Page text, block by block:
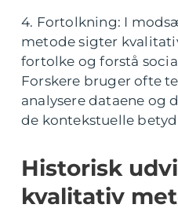
4. Fortolkning: I
metode sigter
fortolke og forstå
Forskere bruger ofte
analysere dataene og
de kontekstuelle
Historisk
kvalitativ